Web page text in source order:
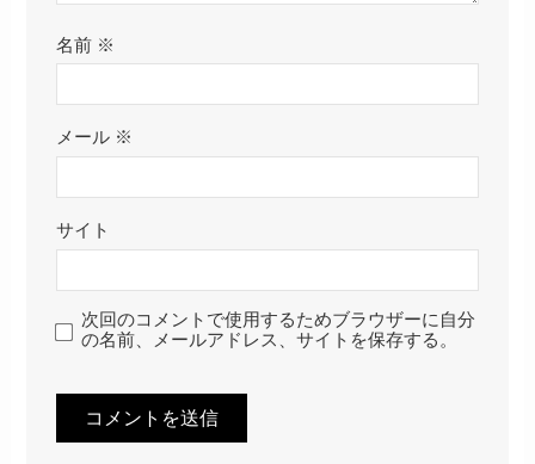
名前 ※
メール ※
サイト
次回のコメントで使用するためブラウザーに自分
の名前、メールアドレス、サイトを保存する。